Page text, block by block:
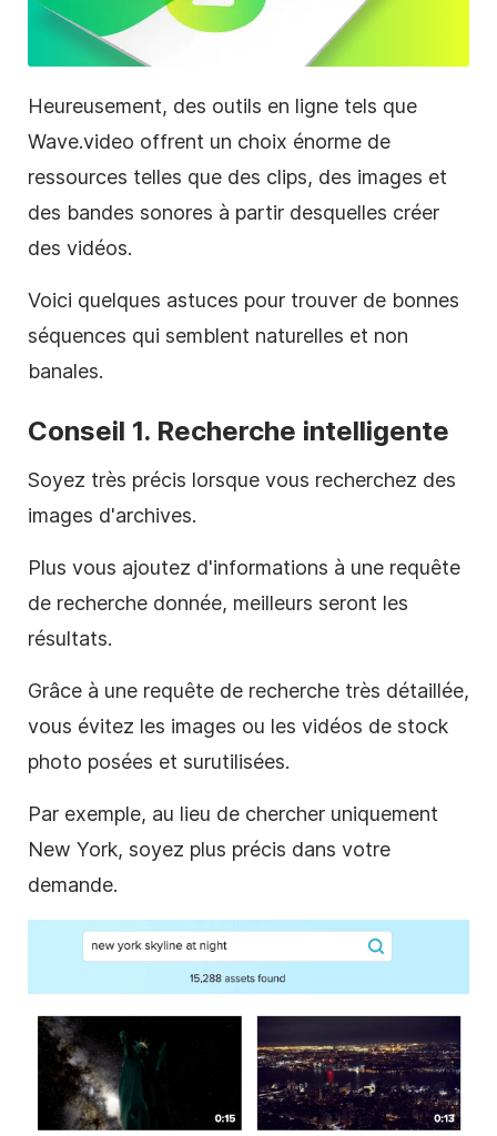
Heureusement, des outils en ligne tels que
Wave.video offrent un choix énorme de
ressources telles que des clips, des images et
des bandes sonores à partir desquelles créer
des vidéos.
Voici quelques astuces pour trouver de bonnes
séquences qui semblent naturelles et non
banales.
Conseil 1. Recherche intelligente
Soyez très précis lorsque vous recherchez des
images d'archives.
Plus vous ajoutez d'informations à une requête
de recherche donnée, meilleurs seront les
résultats.
Grâce à une requête de recherche très détaillée,
vous évitez les images ou les vidéos de stock
photo posées et surutilisées.
Par exemple, au lieu de chercher uniquement
New York, soyez plus précis dans votre
demande.